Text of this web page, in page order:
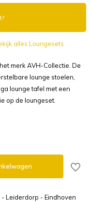
alles Loungesets
merk AVH-Collectie. De
lounge stoelen,
lounge tafel met een
op de loungeset.
Leiderdorp - Eindhoven